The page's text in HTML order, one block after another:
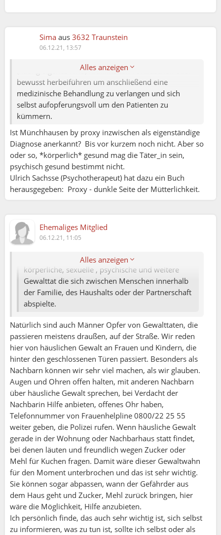
Sima aus 3632 Traunstein
06.12.21, 13:57
Alles anzeigen
MONALISA (06.12.2021 10:41):
Das Münchhausen-by-proxy-Syndrom ist eine
Sonderform der artifizieller Störung, bei der physisch
(häufig eigenes Kind) Krankheiten vortäuschen oder
bewusst herbeiführen um anschließend eine
medizinische Behandlung zu verlangen und sich
selbst aufopferungsvoll um den Patienten zu
kümmern.
Ist Münchhausen by proxy inzwischen als eigenständige
Diagnose anerkannt? Bis vor kurzem noch nicht. Aber so
oder so, *körperlich* gesund mag die Täter_in sein,
psychisch gesund bestimmt nicht.
Ulrich Sachsse (Psychotherapeut) hat dazu ein Buch
herausgegeben: Proxy - dunkle Seite der Mütterlichkeit.
Ehemaliges Mitglied
06.12.21, 11:05
Alles anzeigen
Gesellschaftsproplem diskutiert wird. Habe am
9.11.2021 also vor etwa 4 Wochen dazu bereits
einen Beitrag in der Rubrik Gesundheit erstellt.
Was mir weniger gefällt ist das hier die Männer
aus meiner Sicht gar nicht auch als Opfer erwähnt
werden. Auch wenn es klar weniger sind als
Frauen. Trotzdem würde ich mir auch wünschen
das man auch diese Männer hier nicht vergisst ist
doch jedes Opfer eines zu viel. Und ja ich bin
keines dieser Opfer zum Glück.
Kleiner Auszug aus meinem Beitrag unter
Gesundheit:
In der Schweiz ist anscheinend heute eine
Umfrage herausgekommen nach der jede zweite
Frau (42%) zwischen 26 und 45 Jahre häusliche
Gewalt erlebte. Bei den Männern liegt dieser Wert
angeblich bei 24%. (Hoffe ich habe die Zahlen
richtig interpretiert.) Ein Drittel der Befragten gab
an das Sie das dies in der Beziehung erlebt haben.
Als häusliche Gewalt gilt dabei jegliche
körperliche, sexuelle , psychische und weitere
Gewalttat die sich zwischen Menschen innerhalb
der Familie, des Haushalts oder der Partnerschaft
abspielte.
Natürlich sind auch Männer Opfer von Gewalttaten, die
passieren meistens draußen, auf der Straße. Wir reden
hier von häuslichen Gewalt an Frauen und Kindern, die
hinter den geschlossenen Türen passiert. Besonders als
Nachbarn können wir sehr viel machen, als wir glauben.
Augen und Ohren offen halten, mit anderen Nachbarn
über häusliche Gewalt sprechen, bei Verdacht der
Nachbarin Hilfe anbieten, offenes Ohr haben,
Telefonnummer von Frauenhelpline 0800/22 25 55
weiter geben, die Polizei rufen. Wenn häusliche Gewalt
gerade in der Wohnung oder Nachbarhaus statt findet,
bei denen läuten und freundlich wegen Zucker oder
Mehl für Kuchen fragen. Damit wäre dieser Gewaltwahn
für den Moment unterbrochen und das ist sehr wichtig.
Sie können sogar abpassen, wann der Gefährder aus
dem Haus geht und Zucker, Mehl zurück bringen, hier
wäre die Möglichkeit, Hilfe anzubieten.
Ich persönlich finde, das auch sehr wichtig ist, sich selbst
zu informieren, was zu tun ist, sollte ich selbst oder als
Fabian (05.12.2021 23:37):
Eines vorneweg finde es richtig das über dieses
Gesellschaftsproplem diskutiert wird. Habe am
9.11.2021 also vor etwa 4 Wochen dazu bereits
einen Beitrag in der Rubrik Gesundheit erstellt. Was
mir weniger gefällt ist das hier die Männer aus
meiner Sicht gar nicht auch als Opfer erwähnt
werden. Auch wenn es klar weniger sind als Frauen.
Trotzdem würde ich mir auch wünschen das man
auch diese Männer hier nicht vergisst ist doch jedes
Opfer eines zu viel. Und ja ich bin keines dieser Opfer
zum Glück.
Kleiner Auszug aus meinem Beitrag unter